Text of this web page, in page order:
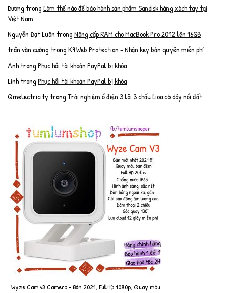
Dương trongLàm thế nào để bảo hành sản phẩm Sandisk hàng xách tay tại
Việt Nam
Nguyễn Đạt Luân trongNâng cấp RAM cho MacBook Pro 2012 lên 16GB
trần văn cường trongK9 Web Protection – Nhận key bản quyền miễn phí
AnhtrongPhục hồi tài khoản PayPal bị khóa
LinhtrongPhục hồi tài khoản PayPal bị khóa
Qmelectricity trongTrải nghiệm ổ điện 3 lõi 3 chấu Lioa có dây nối đất
Wyze Cam v3 Camera - Bản 2021, FullHD 1080p, Quay màu